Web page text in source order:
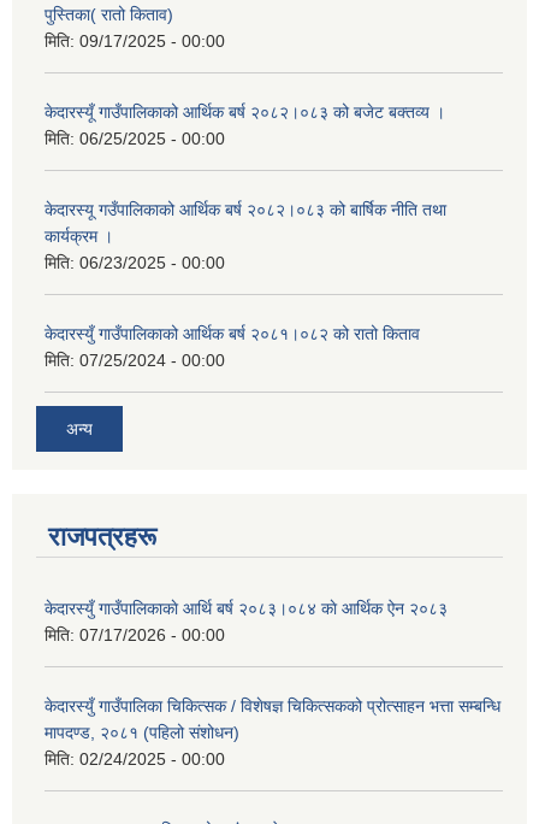
पुस्तिका( रातो किताव)
मिति: 09/17/2025 - 00:00
केदारस्यूँ गाउँपालिकाको आर्थिक बर्ष २०८२।०८३ को बजेट बक्तव्य ।
मिति: 06/25/2025 - 00:00
केदारस्यू गउँपालिकाको आर्थिक बर्ष २०८२।०८३ को बार्षिक नीति तथा
कार्यक्रम ।
मिति: 06/23/2025 - 00:00
केदारस्युँ गाउँपालिकाको आर्थिक बर्ष २०८१।०८२ को रातो किताव
मिति: 07/25/2024 - 00:00
अन्य
राजपत्रहरू
केदारस्युँ गाउँपालिकाकाे आर्थि बर्ष २०८३।०८४ काे आर्थिक ऐन २०८३
मिति: 07/17/2026 - 00:00
केदारस्युँ गाउँपालिका चिकित्सक / विशेषज्ञ चिकित्सकको प्रोत्साहन भत्ता सम्बन्धि
मापदण्ड, २०८१ (पहिलो संशोधन)
मिति: 02/24/2025 - 00:00